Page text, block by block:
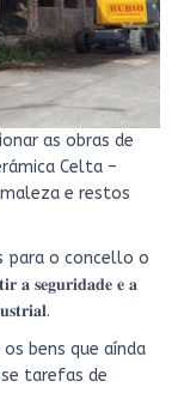
as obras de
Celta –
e restos
para o concello o
𝐚 𝐬𝐞𝐠𝐮𝐫𝐢𝐝𝐚𝐝𝐞 𝐞 𝐚
os bens que aínda
tarefas de